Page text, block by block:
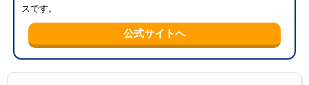
スです。
公式サイトへ